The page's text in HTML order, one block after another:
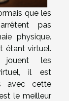
que les
pas
physique.
étant virtuel.
jouent les
il est
avec cette
le meilleur